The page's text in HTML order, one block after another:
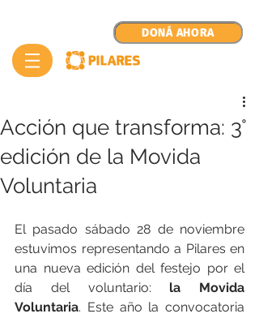
DONÁ AHORA
Acción que transforma: 3°
edición de la Movida
Voluntaria
El pasado sábado 28 de noviembre
estuvimos representando a Pilares en
una nueva edición del festejo por el
día del voluntario: la Movida
Voluntaria. Este año la convocatoria